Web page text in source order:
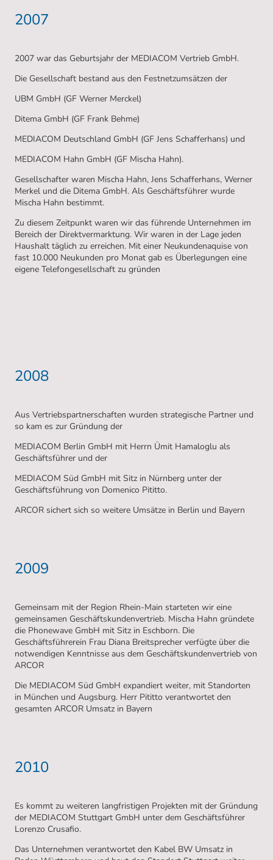
2007
2007 war das Geburtsjahr der MEDIACOM Vertrieb GmbH.
Die Gesellschaft bestand aus den Festnetzumsätzen der
UBM GmbH (GF Werner Merckel)
Ditema GmbH (GF Frank Behme)
MEDIACOM Deutschland GmbH (GF Jens Schafferhans) und
MEDIACOM Hahn GmbH (GF Mischa Hahn).
Gesellschafter waren Mischa Hahn, Jens Schafferhans, Werner
Merkel und die Ditema GmbH. Als Geschäftsführer wurde
Mischa Hahn bestimmt.
Zu diesem Zeitpunkt waren wir das führende Unternehmen im
Bereich der Direktvermarktung. Wir waren in der Lage jeden
Haushalt täglich zu erreichen. Mit einer Neukundenaquise von
fast 10.000 Neukunden pro Monat gab es Überlegungen eine
eigene Telefongesellschaft zu gründen
2008
Aus Vertriebspartnerschaften wurden strategische Partner und
so kam es zur Gründung der
MEDIACOM Berlin GmbH mit Herrn Ümit Hamaloglu als
Geschäftsführer und der
MEDIACOM Süd GmbH mit Sitz in Nürnberg unter der
Geschäftsführung von Domenico Pititto.
ARCOR sichert sich so weitere Umsätze in Berlin und Bayern
2009
Gemeinsam mit der Region Rhein-Main starteten wir eine
gemeinsamen Geschäftskundenvertrieb. Mischa Hahn gründete
die Phonewave GmbH mit Sitz in Eschborn. Die
Geschäftsführerein Frau Diana Breitsprecher verfügte über die
notwendigen Kenntnisse aus dem Geschäftskundenvertrieb von
ARCOR
Die MEDIACOM Süd GmbH expandiert weiter, mit Standorten
in München und Augsburg. Herr Pititto verantwortet den
gesamten ARCOR Umsatz in Bayern
2010
Es kommt zu weiteren langfristigen Projekten mit der Gründung
der MEDIACOM Stuttgart GmbH unter dem Geschäftsführer
Lorenzo Crusafio.
Das Unternehmen verantwortet den Kabel BW Umsatz in